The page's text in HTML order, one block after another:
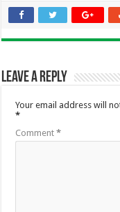
Leave a Reply
Your email address will
*
Comment*